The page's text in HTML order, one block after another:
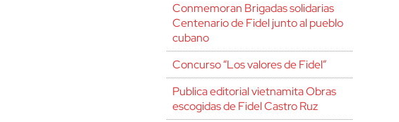
Conmemoran Brigadas solidarias
Centenario de Fidel junto al pueblo
cubano
Concurso “Los valores de Fidel”
Publica editorial vietnamita Obras
escogidas de Fidel Castro Ruz